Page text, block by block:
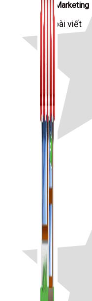
Zalo Marketing
104 bài viết
New